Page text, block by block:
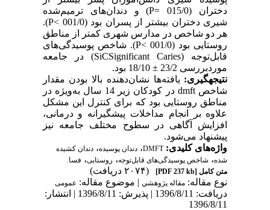
دختران (015/0
P=) و دندان‌های ترمیم‌شده
شیری دختران بیشتر از پسران بود (001/0
P<
).
هر دو شاخص در مدارس شهری کمتر از مناطق
روستایی بود (001/0
P<). شاخص پوسیدگی‌های
قابل‌توجه
(
SiCSignificant Caries) در جامعه
موردبررسی 23/2 ± 18/10 بود.
نتیجه­گیری: یافته‌ها نشان‌دهنده بالا بودن مقدار
شاخصdmft
در کودکان زیر 14 سال به‌ویژه در
مناطق روستایی بود که برای کنترل این مشکل
علاوه بر انجام مداخلات پیشگیرانه و درمانی،
افزایش آگاهی در سطوح مختلف جامعه نیز
پیشنهاد می‌شود.
واژه‌های کلیدی:DMFT، دندان پوسیده، دندان کشیده
شده، شاخص پوسیدگی‌های قابل‌توجه، روستایی، فسا.
متن کامل[PDF 237 kb]
(۲۰۷۴ دریافت)
نوع مقاله: مقاله پژوهشي| موضوع مقاله: عمومى
دریافت: 1396/8/11 | پذیرش: 1396/8/11 | انتشار:
1396/8/11